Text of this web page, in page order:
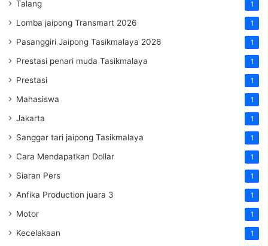
Talang 1
Lomba jaipong Transmart 2026 1
Pasanggiri Jaipong Tasikmalaya 2026 1
Prestasi penari muda Tasikmalaya 1
Prestasi 1
Mahasiswa 1
Jakarta 1
Sanggar tari jaipong Tasikmalaya 1
Cara Mendapatkan Dollar 1
Siaran Pers 1
Anfika Production juara 3 1
Motor 1
Kecelakaan 1